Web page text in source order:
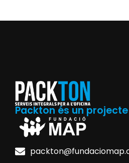
Packton és un